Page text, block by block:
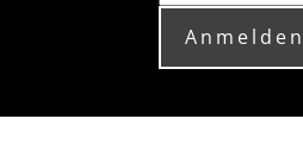
Anmelden